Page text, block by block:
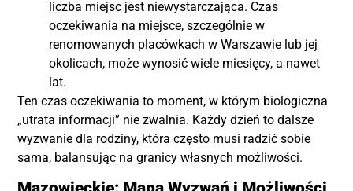
liczba miejsc jest niewystarczająca. Czas
oczekiwania na miejsce, szczególnie w
renomowanych placówkach w Warszawie lub jej
okolicach, może wynosić wiele miesięcy, a nawet
lat.
Ten czas oczekiwania to moment, w którym biologiczna
„utrata informacji” nie zwalnia. Każdy dzień to dalsze
wyzwanie dla rodziny, która często musi radzić sobie
sama, balansując na granicy własnych możliwości.